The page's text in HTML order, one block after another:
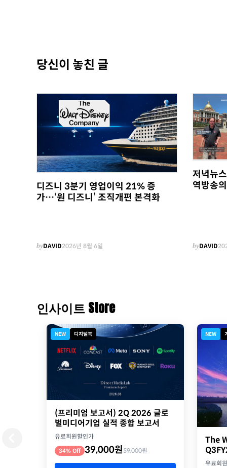
당신이 놓친 글
디즈니 3분기 영업이익 21% 증
가…‘원 디즈니’ 조직개편 본격화
byDAVID2026년 8월 6일
저녁뉴
역방송
byDAVID
인사이트 Store
NEW 디지털북
(프리미엄 보고서) 2Q 2026 글로
벌미디어기업 실적 종합 보고서
유료회원할인가
34% Off 39,000원59,000원
NEW
The
유료회